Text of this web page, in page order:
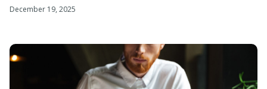
December 19, 2025